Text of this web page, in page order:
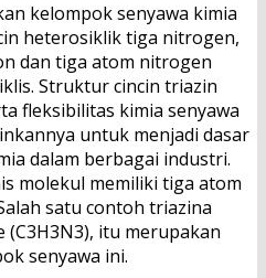
kelompok senyawa kimia
heterosiklik tiga nitrogen,
dan tiga atom nitrogen
Struktur cincin triazin
fleksibilitas kimia senyawa
untuk menjadi dasar
dalam berbagai industri.
molekul memiliki tiga atom
satu contoh triazina
itu merupakan
senyawa ini.